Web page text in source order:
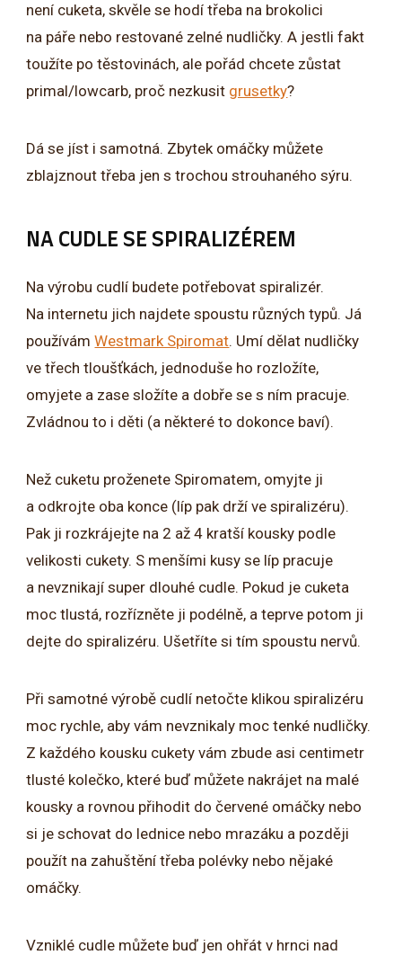
není cuketa, skvěle se hodí třeba na brokolici
na páře nebo restované zelné nudličky. A jestli fakt
toužíte po těstovinách, ale pořád chcete zůstat
primal/lowcarb, proč nezkusit grusetky?
Dá se jíst i samotná. Zbytek omáčky můžete
zblajznout třeba jen s trochou strouhaného sýru.
NA CUDLE SE SPIRALIZÉREM
Na výrobu cudlí budete potřebovat spiralizér.
Na internetu jich najdete spoustu různých typů. Já
používámWestmark Spiromat. Umí dělat nudličky
ve třech tloušťkách, jednoduše ho rozložíte,
omyjete a zase složíte a dobře se s ním pracuje.
Zvládnou to i děti (a některé to dokonce baví).
Než cuketu proženete Spiromatem, omyjte ji
a odkrojte oba konce (líp pak drží ve spiralizéru).
Pak ji rozkrájejte na 2 až 4 kratší kousky podle
velikosti cukety. S menšími kusy se líp pracuje
a nevznikají super dlouhé cudle. Pokud je cuketa
moc tlustá, rozřízněte ji podélně, a teprve potom ji
dejte do spiralizéru. Ušetříte si tím spoustu nervů.
Při samotné výrobě cudlí netočte klikou spiralizéru
moc rychle, aby vám nevznikaly moc tenké nudličky.
Z každého kousku cukety vám zbude asi centimetr
tlusté kolečko, které buď můžete nakrájet na malé
kousky a rovnou přihodit do červené omáčky nebo
si je schovat do lednice nebo mrazáku a později
použít na zahuštění třeba polévky nebo nějaké
omáčky.
Vzniklé cudle můžete buď jen ohřát v hrnci nad